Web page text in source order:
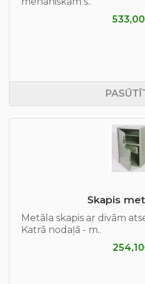
Skapis
Metāla skapis ar divām
Katrā nodaļā - m..